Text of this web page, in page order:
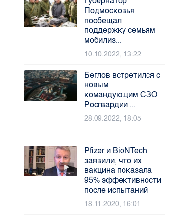
Подмосковья
пообещал
поддержку семьям
мобилиз...
10.10.2022, 13:22
Беглов встретился с
новым
командующим СЗО
Росгвардии ...
28.09.2022, 18:05
Pfizer и BioNTech
заявили, что их
вакцина показала
95% эффективности
после испытаний
18.11.2020, 16:01